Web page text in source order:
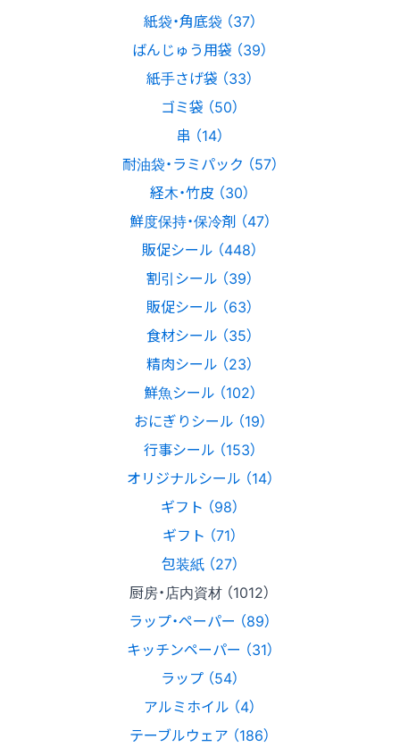
紙袋・角底袋 （37）
ばんじゅう用袋 （39）
紙手さげ袋 （33）
ゴミ袋 （50）
串 （14）
耐油袋・ラミパック （57）
経木・竹皮 （30）
鮮度保持・保冷剤 （47）
販促シール （448）
割引シール （39）
販促シール （63）
食材シール （35）
精肉シール （23）
鮮魚シール （102）
おにぎりシール （19）
行事シール （153）
オリジナルシール （14）
ギフト （98）
ギフト （71）
包装紙 （27）
厨房・店内資材 （1012）
ラップ・ペーパー （89）
キッチンペーパー （31）
ラップ （54）
アルミホイル （4）
テーブルウェア （186）